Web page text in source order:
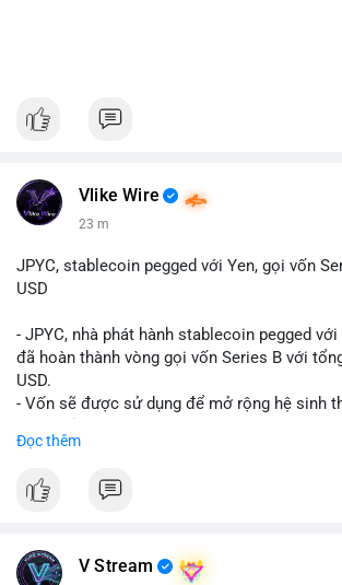
Vlike Wire
23 m
JPYC, stablecoin pegged với Yen, gọi vốn
USD
- JPYC, nhà phát hành stablecoin pegged với
đã hoàn thành vòng gọi vốn Series B với
USD.
- Vốn sẽ được sử dụng để mở rộng hệ sinh
- Mục tiêu là tăng tốc độ przyjęcie của token
- Đây là bước tiến quan trọng trong việc
Đọc thêm
V Stream